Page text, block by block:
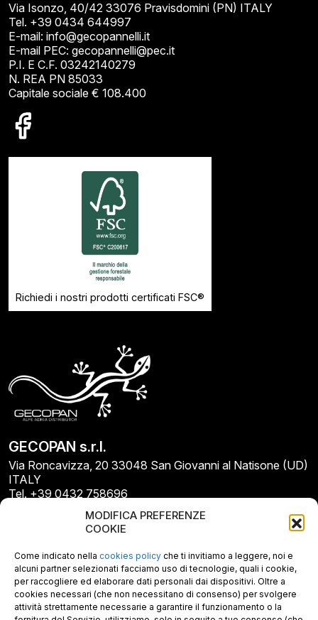
MODIFICA PREFERENZE
COOKIE
Come indicato nella cookies policy che ti invitiamo a leggere, noi e
alcuni partner selezionati facciamo uso di tecnologie, quali i cookie,
per raccogliere ed elaborare dati personali dai dispositivi. Oltre a
cookies necessari (che non necessitano di consenso) per svolgere
attività strettamente necessarie a garantire il funzionamento o la
Via Isonzo, 40/42 33076 Pravisdomini (PN) ITALY
Tel. +39 0434 644997
E-mail: info@gecopannelli.it
E-mail PEC: gecopannelli@pec.it
P.I. E C.F. 03242140279
N. REA PN 85033
Capitale sociale € 108.400
Richiedi i nostri prodotti certificati FSC®
GECOPAN s.r.l.
Via Roncavizza, 20 33048 San Giovanni al Natisone (UD)
ITALY
Tel. +39 0432 758696
E-mail: info@gecopan.it
E-mail PEC: gecopan@pec.it
P.I. E C.F. 02487660306
N. REA UD 264834
Capitale sociale € 30.000